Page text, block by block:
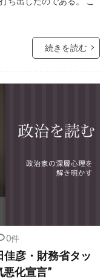
続きを読む
0件
佳彦・財務省タッ
化宣言”